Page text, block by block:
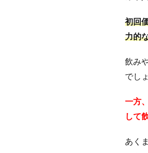
初回
力的
飲み
でし
一方
して
あく